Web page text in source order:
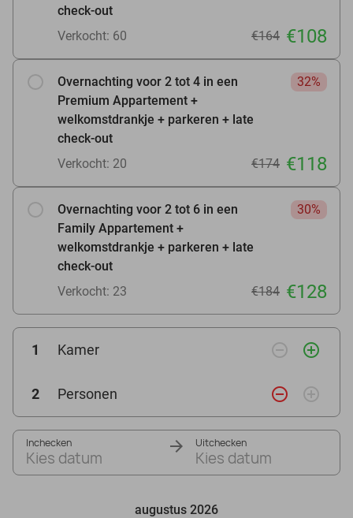
check-out
Verkocht: 60 €164 €108
Overnachting voor 2 tot 4 in een
Premium Appartement +
welkomstdrankje + parkeren + late
check-out
32%
Verkocht: 20 €174 €118
Overnachting voor 2 tot 6 in een
Family Appartement +
welkomstdrankje + parkeren + late
check-out
30%
Verkocht: 23 €184 €128
1 Kamer remove_circle_outline add_circle_outline
2 Personen remove_circle_outline add_circle_outline
Inchecken
Kies datum
Uitchecken
Kies datum
augustus 2026